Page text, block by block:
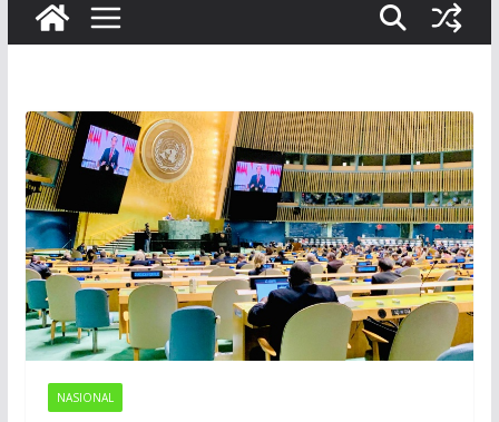
NASIONAL